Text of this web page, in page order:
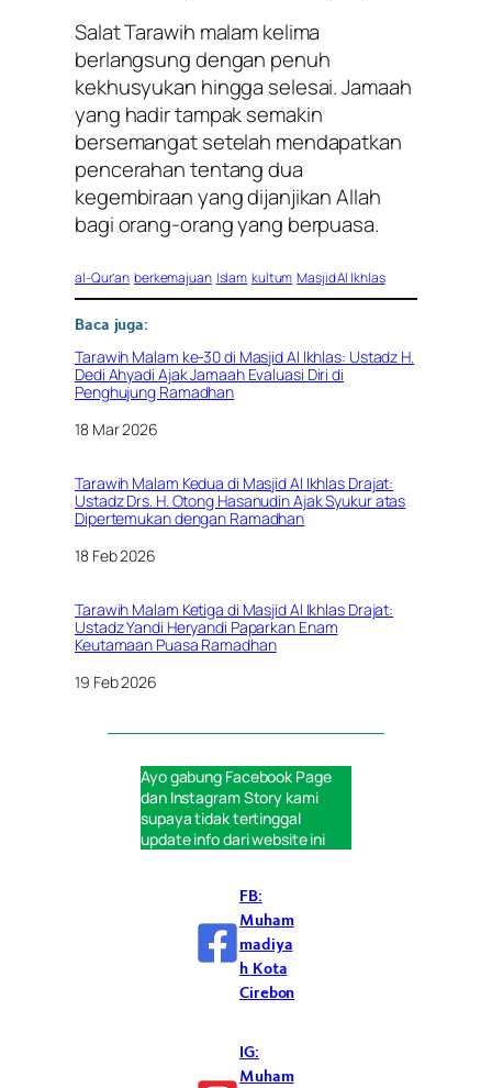
Salat Tarawih malam kelima
berlangsung dengan penuh
kekhusyukan hingga selesai. Jamaah
yang hadir tampak semakin
bersemangat setelah mendapatkan
pencerahan tentang dua
kegembiraan yang dijanjikan Allah
bagi orang-orang yang berpuasa.
al-Qur’an berkemajuan Islam kultum Masjid Al Ikhlas
Baca juga:
Tarawih Malam ke-30 di Masjid Al Ikhlas: Ustadz H.
Dedi Ahyadi Ajak Jamaah Evaluasi Diri di
Penghujung Ramadhan
Tanggal
18 Mar 2026
Tarawih Malam Kedua di Masjid Al Ikhlas Drajat:
Ustadz Drs. H. Otong Hasanudin Ajak Syukur atas
Dipertemukan dengan Ramadhan
Tanggal
18 Feb 2026
Tarawih Malam Ketiga di Masjid Al Ikhlas Drajat:
Ustadz Yandi Heryandi Paparkan Enam
Keutamaan Puasa Ramadhan
Tanggal
19 Feb 2026
Ayo gabung Facebook Page
dan Instagram Story kami
supaya tidak tertinggal
update info dari website ini
FB:
Muham
madiya
h Kota
Cirebon
IG:
Muham